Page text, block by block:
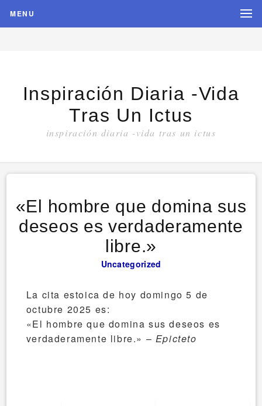
MENU
Inspiración Diaria -vida
Tras Un Ictus
inspiración diaria -vida tras un ictus
«El hombre que domina sus
deseos es verdaderamente
libre.»
Uncategorized
La cita estoica de hoy domingo 5 de
octubre 2025 es:
«El hombre que domina sus deseos es
verdaderamente libre.» – Epicteto